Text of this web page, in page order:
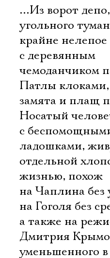
…Из ворот депо,
угольного
крайне
с деревянным
чемоданчиком
Патлы
замята и плащ
Носатый
с
ладошками,
отдельной
жизнью, похож
на Чаплина без
на Гоголя без
а также на
Дмитрия
уменьшенного в